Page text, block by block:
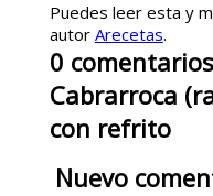
Puedes leer esta y
autor Arecetas.
0 comentarios
Cabrarroca
con refrito
Nuevo